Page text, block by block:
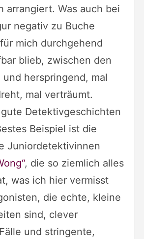
arrangiert. Was auch bei
negativ zu Buche
mich durchgehend
blieb, zwischen den
herspringend, mal
mal verträumt.
Detektivgeschichten
Beispiel ist die
Juniordetektivinnen
, die so ziemlich alles
was ich hier vermisst
die echte, kleine
sind, clever
und stringente,